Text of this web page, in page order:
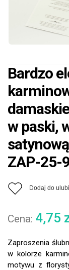
Bardzo
w paski,
ZAP-25-
Dodaj do
4,75
Zaproszenia
w kolorze
motywu z